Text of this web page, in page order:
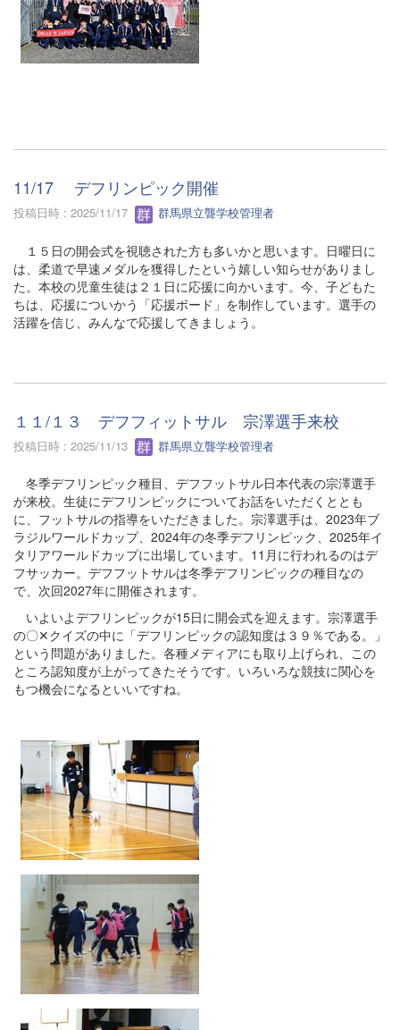
11/17 デフリンピック開催
投稿日時 : 2025/11/17 群馬県立聾学校管理者
１５日の開会式を視聴された方も多いかと思います。日曜日に
は、柔道で早速メダルを獲得したという嬉しい知らせがありまし
た。本校の児童生徒は２１日に応援に向かいます。今、子どもた
ちは、応援についかう「応援ボード」を制作しています。選手の
活躍を信じ、みんなで応援してきましょう。
１１/１３ デフフィットサル 宗澤選手来校
投稿日時 : 2025/11/13 群馬県立聾学校管理者
冬季デフリンピック種目、デフフットサル日本代表の宗澤選手
が来校。生徒にデフリンピックについてお話をいただくととも
に、フットサルの指導をいただきました。宗澤選手は、2023年ブ
ラジルワールドカップ、2024年の冬季デフリンピック、2025年イ
タリアワールドカップに出場しています。11月に行われるのはデ
フサッカー。デフフットサルは冬季デフリンピックの種目なの
で、次回2027年に開催されます。
いよいよデフリンピックが15日に開会式を迎えます。宗澤選手
の〇✕クイズの中に「デフリンピックの認知度は３９％である。」
という問題がありました。各種メディアにも取り上げられ、この
ところ認知度が上がってきたそうです。いろいろな競技に関心を
もつ機会になるといいですね。